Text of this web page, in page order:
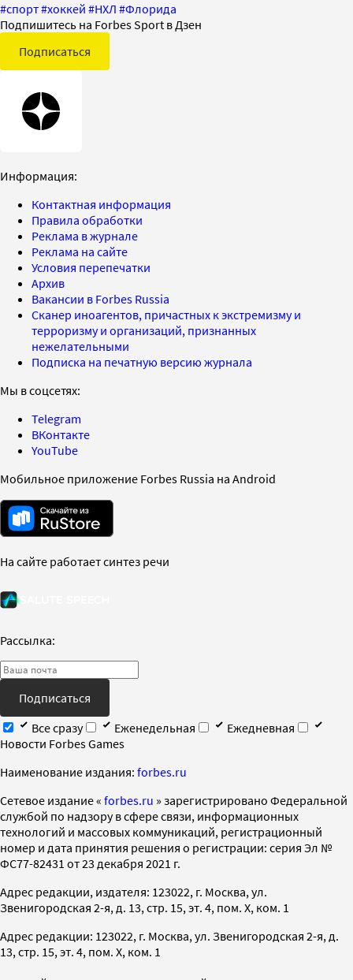
#спорт#хоккей #НХЛ #Флорида
Подпишитесь на Forbes Sport в Дзен
Подписаться
Информация:
Контактная информация
Правила обработки
Реклама в журнале
Реклама на сайте
Условия перепечатки
Архив
Вакансии в Forbes Russia
Сканер иноагентов, причастных к экстремизму и
терроризму и организаций, признанных
нежелательными
Подписка на печатную версию журнала
Мы в соцсетях:
Telegram
ВКонтакте
YouTube
Мобильное приложение Forbes Russia на Android
На сайте работает синтез речи
Рассылка:
Подписаться
Все сразу
Еженедельная
Ежедневная
Новости Forbes Games
Наименование издания: forbes.ru
Cетевое издание « forbes.ru » зарегистрировано Федеральной
службой по надзору в сфере связи, информационных
технологий и массовых коммуникаций, регистрационный
номер и дата принятия решения о регистрации: серия Эл №
ФС77-82431 от 23 декабря 2021 г.
Адрес редакции, издателя: 123022, г. Москва, ул.
Звенигородская 2-я, д. 13, стр. 15, эт. 4, пом. X, ком. 1
Адрес редакции: 123022, г. Москва, ул. Звенигородская 2-я, д.
13, стр. 15, эт. 4, пом. X, ком. 1